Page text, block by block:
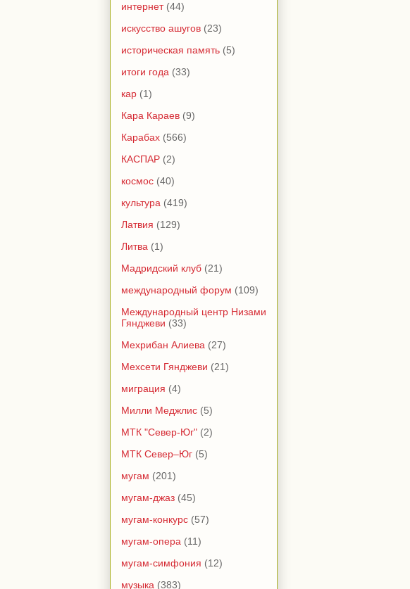
интернет (44)
искусство ашугов (23)
историческая память (5)
итоги года (33)
кар (1)
Кара Караев (9)
Карабах (566)
КАСПАР (2)
космос (40)
культура (419)
Латвия (129)
Литва (1)
Мадридский клуб (21)
международный форум (109)
Международный центр Низами
Гянджеви (33)
Мехрибан Алиева (27)
Мехсети Гянджеви (21)
миграция (4)
Милли Меджлис (5)
МТК "Север-Юг" (2)
МТК Север–Юг (5)
мугам (201)
мугам-джаз (45)
мугам-конкурс (57)
мугам-опера (11)
мугам-симфония (12)
музыка (383)